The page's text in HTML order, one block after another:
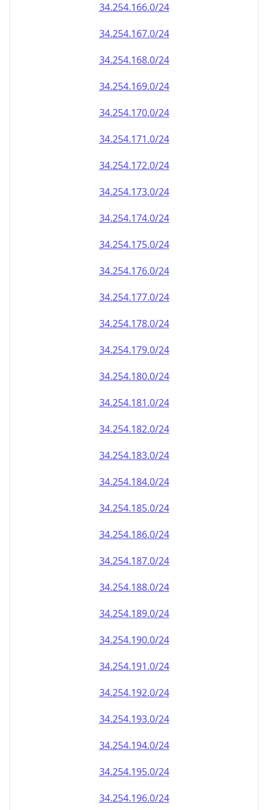
34.254.166.0/24
34.254.167.0/24
34.254.168.0/24
34.254.169.0/24
34.254.170.0/24
34.254.171.0/24
34.254.172.0/24
34.254.173.0/24
34.254.174.0/24
34.254.175.0/24
34.254.176.0/24
34.254.177.0/24
34.254.178.0/24
34.254.179.0/24
34.254.180.0/24
34.254.181.0/24
34.254.182.0/24
34.254.183.0/24
34.254.184.0/24
34.254.185.0/24
34.254.186.0/24
34.254.187.0/24
34.254.188.0/24
34.254.189.0/24
34.254.190.0/24
34.254.191.0/24
34.254.192.0/24
34.254.193.0/24
34.254.194.0/24
34.254.195.0/24
34.254.196.0/24